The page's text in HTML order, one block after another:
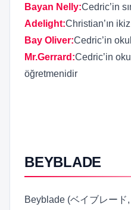
Bayan Nelly:Cedric’in
Adelight:Christian’ın
Bay Oliver:Cedric’in
Mr.Gerrard :Cedric’in
öğretmenidir
BEYBLADE
Beyblade (ベイブレー